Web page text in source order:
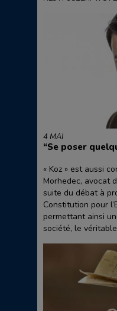
4 MAI
“Se poser
« Koz » est aussi
Morhedec, avocat
suite du débat à
Constitution pour
permettant ainsi
société, le